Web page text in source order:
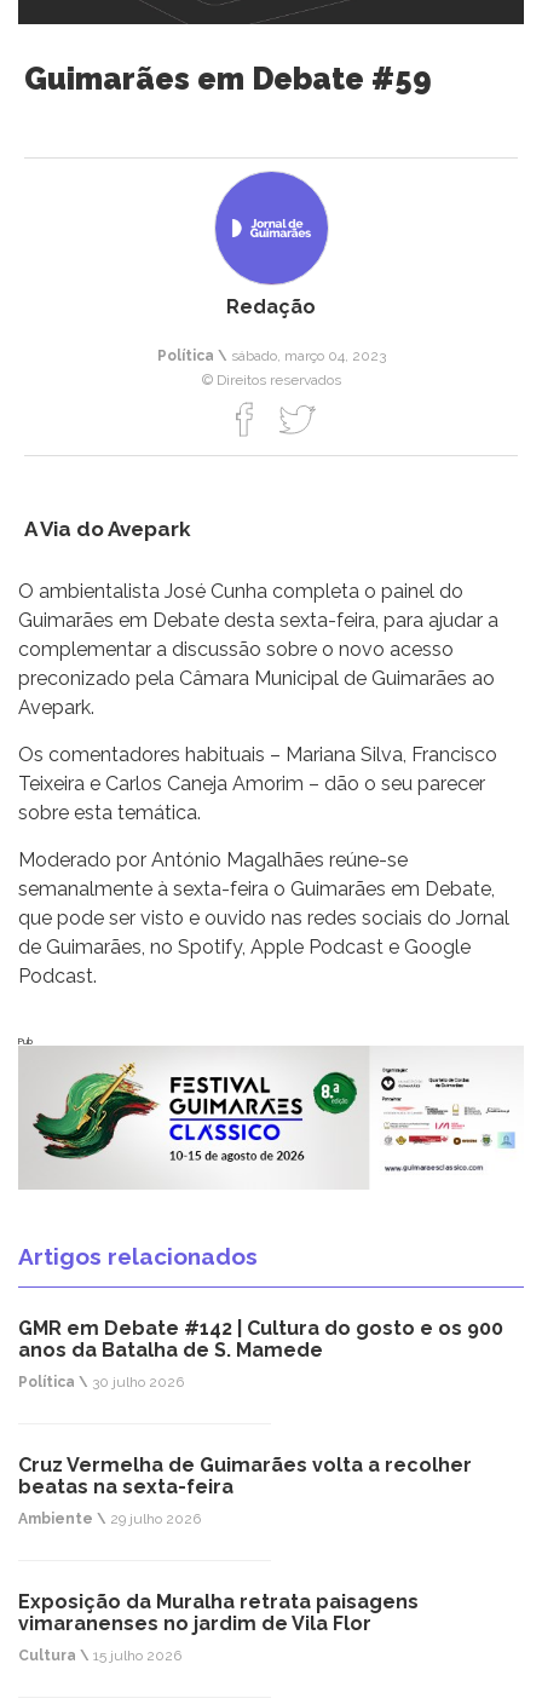
Guimarães em Debate #59
Redação
Política \ sábado, março 04, 2023
© Direitos reservados
A Via do Avepark
O ambientalista José Cunha completa o painel do
Guimarães em Debate desta sexta-feira, para ajudar a
complementar a discussão sobre o novo acesso
preconizado pela Câmara Municipal de Guimarães ao
Avepark.
Os comentadores habituais – Mariana Silva, Francisco
Teixeira e Carlos Caneja Amorim – dão o seu parecer
sobre esta temática.
Moderado por António Magalhães reúne-se
semanalmente à sexta-feira o Guimarães em Debate,
que pode ser visto e ouvido nas redes sociais do Jornal
de Guimarães, no Spotify, Apple Podcast e Google
Podcast.
Pub
Artigos relacionados
GMR em Debate #142 | Cultura do gosto e os 900
anos da Batalha de S. Mamede
Política \ 30 julho 2026
Cruz Vermelha de Guimarães volta a recolher
beatas na sexta-feira
Ambiente \ 29 julho 2026
Exposição da Muralha retrata paisagens
vimaranenses no jardim de Vila Flor
Cultura \ 15 julho 2026